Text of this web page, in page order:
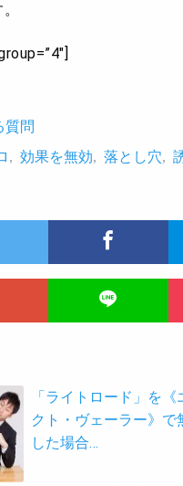
質問
効果を無効 落とし穴
「ライトロード」を《
クト・ヴェーラー》で
した場合…